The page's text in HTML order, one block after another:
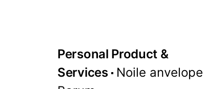
Personal Product &
Services
Noile anvelope